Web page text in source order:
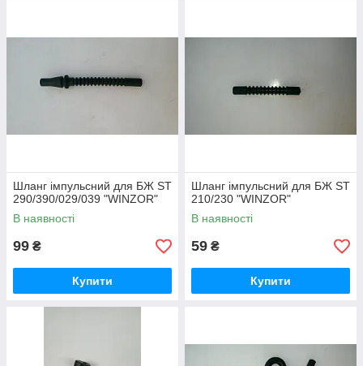
Шланг імпульсний для БЖ ST
290/390/029/039 "WINZOR"
В наявності
99 ₴
Купити
Шланг імпульсний для БЖ ST
210/230 "WINZOR"
В наявності
59 ₴
Купити